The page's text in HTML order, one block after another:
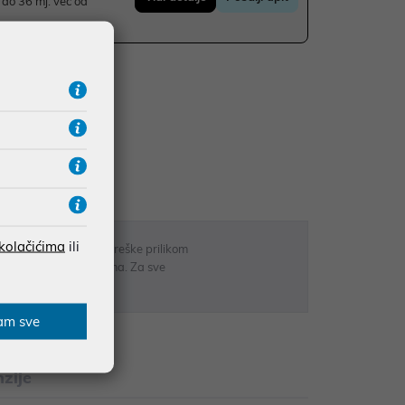
IZNAD 66,36€
opisu proizvoda, greške prilikom
odgovarati artiklima. Za sve
ili
sve